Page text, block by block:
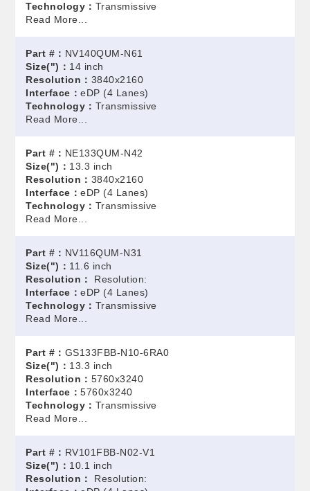
Technology： Transmissive
Read More...
Part #： NV140QUM-N61
Size(")： 14 inch
Resolution： 3840x2160
Interface：eDP (4 Lanes)
Technology： Transmissive
Read More...
Part #： NE133QUM-N42
Size(")： 13.3 inch
Resolution： 3840x2160
Interface：eDP (4 Lanes)
Technology： Transmissive
Read More...
Part #： NV116QUM-N31
Size(")： 11.6 inch
Resolution：
Resolution:
Interface：eDP (4 Lanes)
Technology： Transmissive
Read More...
Part #： GS133FBB-N10-6RA0
Size(")： 13.3 inch
Resolution： 5760x3240
Interface：5760x3240
Technology： Transmissive
Read More...
Part #： RV101FBB-N02-V1
Size(")： 10.1 inch
Resolution：
Resolution: